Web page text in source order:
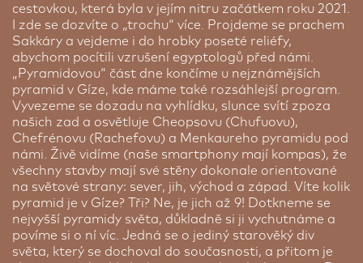
Příplatek za jednolůžkový pokoj
Pokud se přihlásíte na zájezd s žádostí na
doubytování - tato služba není garantovaná. CK
SEN nemůže ručit za absolvování zájezdu
doubytovanou osobou. Pokud druhá osoba na
zájezd nepocestuje, bude v rámci doplatku nutné
uhradit příplatek za 1/1 pokoj.
Cena od:6 760 Kč
Parkování
cestovkou, která byla v jejím nitru začátkem roku 2021.
I zde se dozvíte o „trochu“ více. Projdeme se prachem
Sakkáry a vejdeme i do hrobky poseté reliéfy,
abychom pocítili vzrušení egyptologů před námi.
„Pyramidovou“ část dne končíme u nejznámějších
pyramid v Gíze, kde máme také rozsáhlejší program.
Vyvezeme se dozadu na vyhlídku, slunce svítí zpoza
našich zad a osvětluje Cheopsovu (Chufuovu),
Chefrénovu (Rachefovu) a Menkaureho pyramidu pod
námi. Živě vidíme (naše smartphony mají kompas), že
všechny stavby mají své stěny dokonale orientované
na světové strany: sever, jih, východ a západ. Víte kolik
pyramid je v Gíze? Tři? Ne, je jich až 9! Dotkneme se
nejvyšší pyramidy světa, důkladně si ji vychutnáme a
povíme si o ní víc. Jedná se o jediný starověký div
světa, který se dochoval do současnosti, a přitom je